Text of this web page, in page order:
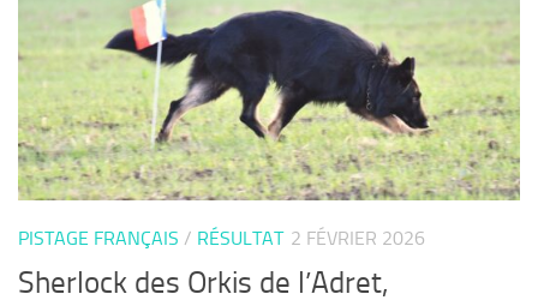
PISTAGE FRANÇAIS / RÉSULTAT 2 FÉVRIER 2026
Sherlock des Orkis de l’Adret,